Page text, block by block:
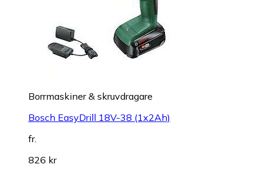
Borrmaskiner & skruvdragare
Bosch EasyDrill 18V-38 (1x2Ah)
fr.
826 kr